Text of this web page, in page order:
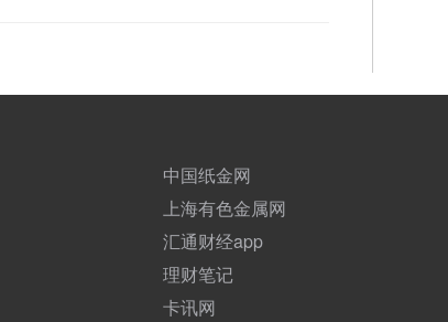
中国纸金网
上海有色金属网
汇通财经app
理财笔记
卡讯网